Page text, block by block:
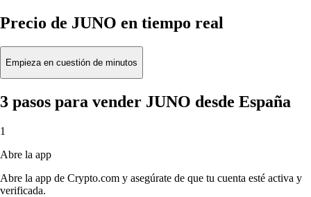
Precio de JUNO en tiempo real
Empieza en cuestión de minutos
3 pasos para vender JUNO desde España
1
Abre la app
Abre la app de Crypto.com y asegúrate de que tu cuenta esté activa y
verificada.